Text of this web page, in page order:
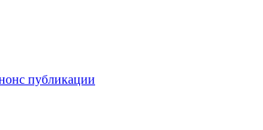
публикации